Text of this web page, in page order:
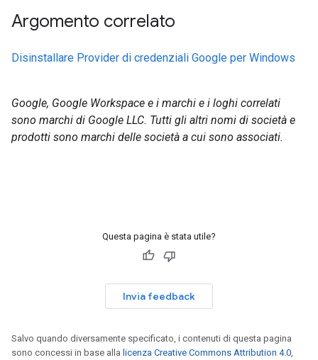
Argomento correlato
Disinstallare Provider di credenziali Google per Windows
Google, Google Workspace e i marchi e i loghi correlati
sono marchi di Google LLC. Tutti gli altri nomi di società e
prodotti sono marchi delle società a cui sono associati.
Questa pagina è stata utile?
Invia feedback
Salvo quando diversamente specificato, i contenuti di questa pagina
sono concessi in base alla licenza Creative Commons Attribution 4.0